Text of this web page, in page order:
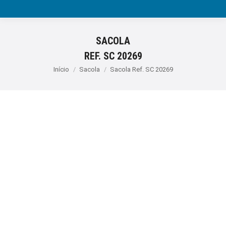
SACOLA
REF. SC 20269
Você está aqui:
Início Sacola Sacola Ref. SC 20269